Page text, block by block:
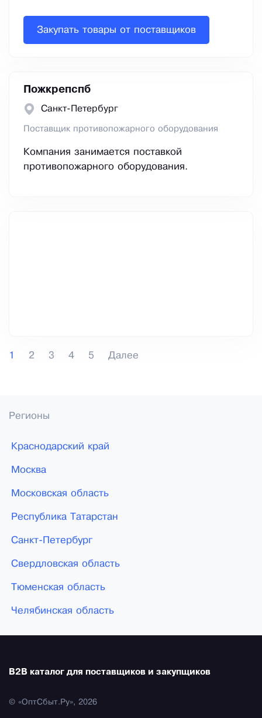
Закупать товары от поставщиков
Пожкрепспб
Санкт-Петербург
Поставщик противопожарного оборудования
Компания занимается поставкой
противопожарного оборудования.
1 2 3 4 5 Далее
Регионы
Краснодарский край
Москва
Московская область
Республика Татарстан
Санкт-Петербург
Свердловская область
Тюменская область
Челябинская область
B2B каталог для поставщиков и закупщиков
© «ОптСбыт.Ру», 2026